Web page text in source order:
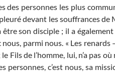
personnes les plus
devant les souffrances
son disciple ; il a
nous, parmi nous. « Les
Fils de l’homme, lui, n’a pas
personnes, c’est nous, sa